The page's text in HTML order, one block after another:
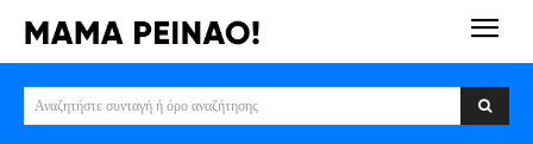
Αναζητήστε συνταγή ή όρο αναζήτησης